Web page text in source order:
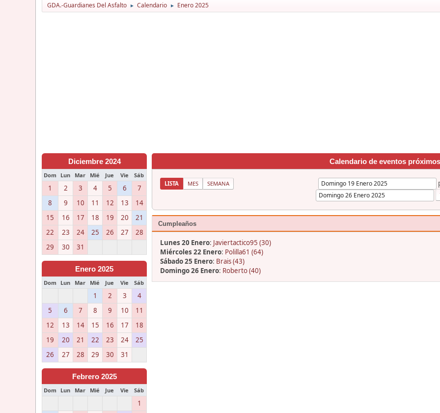
GDA.-Guardianes Del Asfalto ► Calendario ► Enero 2025
Diciembre 2024
Dom Lun Mar Mié Jue Vie Sáb
1 2 3 4 5 6
7
8
9 10 11 12 13
14
15
16 17 18 19 20
21
22
23 24 25 26 27
28
29
30 31
Enero 2025
Dom Lun Mar Mié Jue Vie Sáb
1 2 3
4
5
6 7 8 9 10
11
12
13 14 15 16 17
18
19
20 21 22 23 24
25
26
27 28 29 30 31
Febrero 2025
Dom Lun Mar Mié Jue Vie Sáb
1
Calendario de eventos próximos
LISTA MES SEMANA
Cumpleaños
Lunes 20 Enero: Javiertactico95 (30)
Miércoles 22 Enero: Polilla61 (64)
Sábado 25 Enero: Brais (43)
Domingo 26 Enero: Roberto (40)